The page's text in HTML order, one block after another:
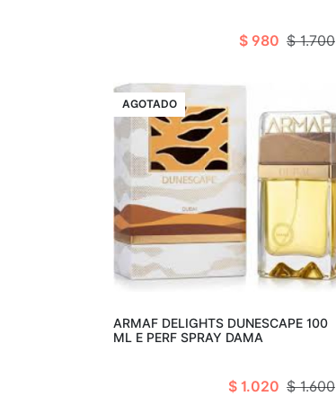
$ 980 $ 1.700
VENTA
AGOTADO
Agotado
ARMAF DELIGHTS DUNESCAPE 100
ML E PERF SPRAY DAMA
$ 1.020 $ 1.600